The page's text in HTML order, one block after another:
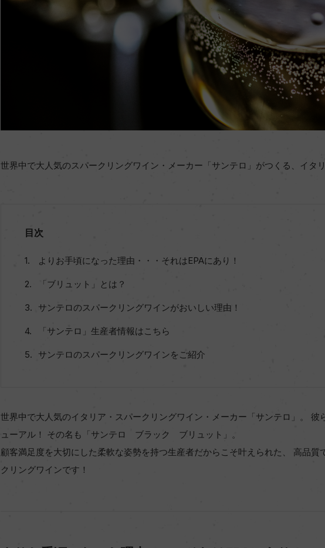
世界中で大人気のスパークリングワイン・メーカー「サンテロ」がつくる、イタ
目次
よりお手頃になった理由・・・それはEPAにあり！
「ブリュット」とは？
サンテロのスパークリングワインがおいしい理由！
「サンテロ」生産者情報はこちら
サンテロのスパークリングワインをご紹介
世界中で大人気のイタリア・スパークリングワイン・メーカー「サンテロ」。
ューアル！ その名も「サンテロ ブラック ブリュット」。
顧客満足度を大切にした柔軟な姿勢を持つ生産者だからこそ叶えられた、 高品
クリングワインです！